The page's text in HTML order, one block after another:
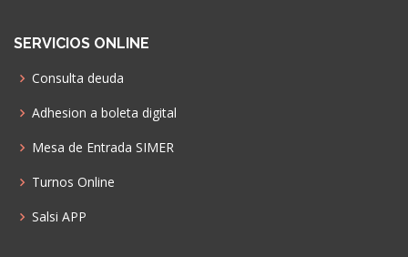
SERVICIOS ONLINE
Consulta deuda
Adhesion a boleta digital
Mesa de Entrada SIMER
Turnos Online
Salsi APP